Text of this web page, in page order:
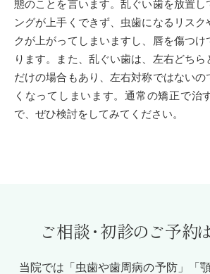
態のことを言います。乱ぐい歯を放置し
ングが上手くできず、虫歯になるリスク
クが上がってしまいますし、唇を傷つけ
ります。また、乱ぐい歯は、左右どち
だけの場合もあり、左右対称ではないの
くなってしまいます。通常の矯正で治
で、ぜひ検討をしてみてください。
ご相談・初診のご予約
当院では「虫歯や歯周病の予防」「